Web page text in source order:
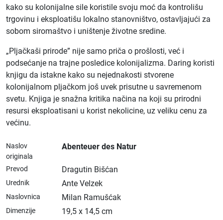
kako su kolonijalne sile koristile svoju moć da kontrolišu
trgovinu i eksploatišu lokalno stanovništvo, ostavljajući za
sobom siromaštvo i uništenje životne sredine.
„Pljačkaši prirode” nije samo priča o prošlosti, već i
podsećanje na trajne posledice kolonijalizma. Daring koristi
knjigu da istakne kako su nejednakosti stvorene
kolonijalnom pljačkom još uvek prisutne u savremenom
svetu. Knjiga je snažna kritika načina na koji su prirodni
resursi eksploatisani u korist nekolicine, uz veliku cenu za
većinu.
Naslov
originala
Abenteuer des Natur
Prevod Dragutin Bišćan
Urednik Ante Velzek
Naslovnica Milan Ramušćak
Dimenzije 19,5 x 14,5 cm